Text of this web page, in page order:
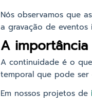
Nós observamos que
a gravação de
A
A continuidade é o
temporal que pode ser
Em nossos projetos de